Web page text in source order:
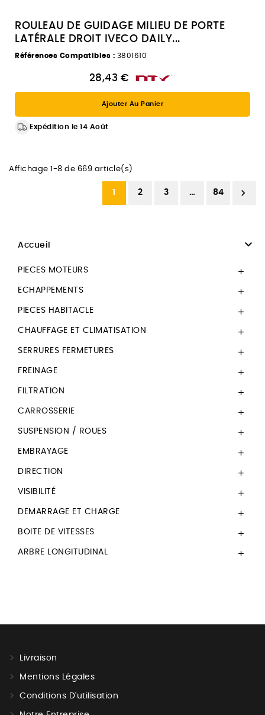
ROULEAU DE GUIDAGE MILIEU DE PORTE
LATÉRALE DROIT IVECO DAILY...
Références Compatibles : 3801610
28,43 €
Ajouter Au Panier
Expédition le 14 Août
Affichage 1-8 de 669 article(s)
1 2 3 … 84 
Accueil 
PIECES MOTEURS 
ECHAPPEMENTS 
PIECES HABITACLE 
CHAUFFAGE ET CLIMATISATION 
SERRURES FERMETURES 
FREINAGE 
FILTRATION 
CARROSSERIE 
SUSPENSION / ROUES 
EMBRAYAGE 
DIRECTION 
VISIBILITÉ 
DEMARRAGE ET CHARGE 
BOITE DE VITESSES 
ARBRE LONGITUDINAL 
Livraison
Mentions Légales
Conditions D'utilisation